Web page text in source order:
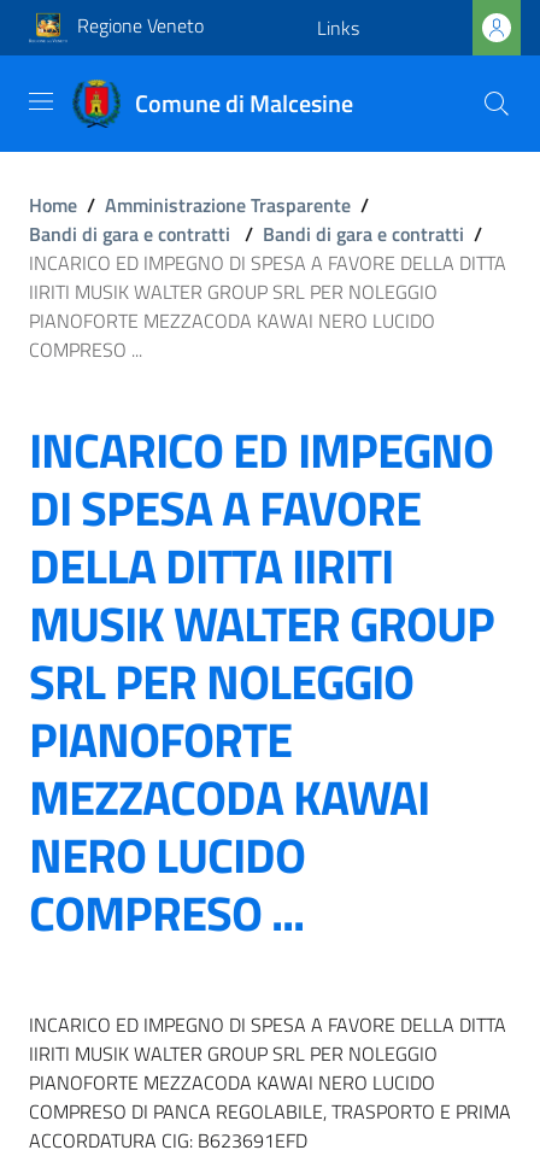
Regione Veneto Links
Comune di Malcesine
Home / Amministrazione Trasparente /
Bandi di gara e contratti / Bandi di gara e contratti /
INCARICO ED IMPEGNO DI SPESA A FAVORE DELLA DITTA
IIRITI MUSIK WALTER GROUP SRL PER NOLEGGIO
PIANOFORTE MEZZACODA KAWAI NERO LUCIDO
COMPRESO ...
INCARICO ED IMPEGNO
DI SPESA A FAVORE
DELLA DITTA IIRITI
MUSIK WALTER GROUP
SRL PER NOLEGGIO
PIANOFORTE
MEZZACODA KAWAI
NERO LUCIDO
COMPRESO ...
INCARICO ED IMPEGNO DI SPESA A FAVORE DELLA DITTA
IIRITI MUSIK WALTER GROUP SRL PER NOLEGGIO
PIANOFORTE MEZZACODA KAWAI NERO LUCIDO
COMPRESO DI PANCA REGOLABILE, TRASPORTO E PRIMA
ACCORDATURA CIG: B623691EFD